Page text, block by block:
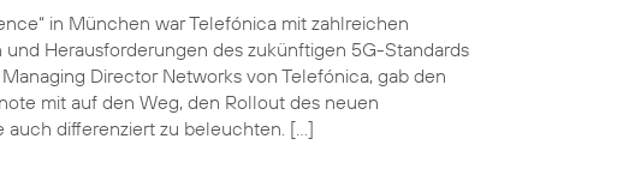
in München war Telefónica mit zahlreichen
Herausforderungen des zukünftigen 5G-Standards
Director Networks von Telefónica, gab den
mit auf den Weg, den Rollout des neuen
auch differenziert zu beleuchten. […]